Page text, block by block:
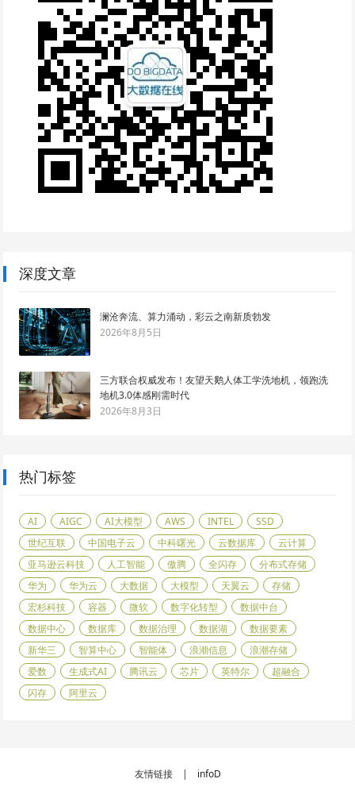
深度文章
澜沧奔流、算力涌动，彩云之南新质勃发
2026年8月5日
三方联合权威发布！友望天鹅人体工学洗地机，领跑洗
地机3.0体感刚需时代
2026年8月3日
热门标签
AI AIGC AI大模型 AWS INTEL
SSD
世纪互联
中国电子云 中科曙光 云数据库
云计算
亚马逊云科技
人工智能 傲腾 全闪存
分布式存储
华为
华为云 大数据 大模型 天翼云
存储
宏杉科技
容器 微软 数字化转型
数据中台
数据中心
数据库 数据治理 数据湖
数据要素
新华三
智算中心 智能体 浪潮信息
浪潮存储
爱数
生成式AI 腾讯云 芯片 英特尔
超融合
闪存
阿里云
友情链接 | infoD